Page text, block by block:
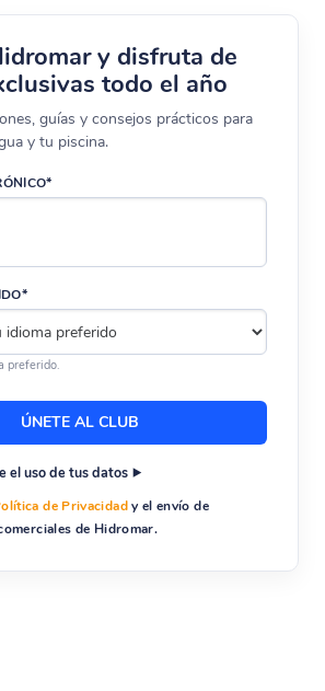
y disfruta de
todo el año
guías y consejos prácticos para
y tu piscina.
preferido.
el uso de tus datos
de Privacidady el envío de
de Hidromar.